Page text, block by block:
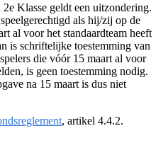
Klasse geldt een uitzondering.
als hij/zij op de
al voor het standaardteam heeft
is schriftelijke toestemming van
die vóór 15 maart al voor
is geen toestemming nodig.
na 15 maart is dus niet
, artikel 4.4.2.